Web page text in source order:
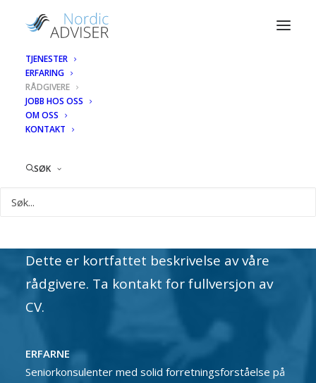
TJENESTER
ERFARING
RÅDGIVERE
JOBB HOS OSS
OM OSS
KONTAKT
SØK
Våre rådgivere
Nordic Adviser er et uavhengig
rådgivere med god forretningsforståelse
Dette er kortfattet beskrivelse av våre
rådgivere. Ta kontakt for fullversjon av
CV.
ERFARNE
Seniorkonsulenter med solid forretningsforståelse på